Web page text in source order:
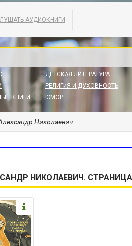
АУДИОКНИГИ
КНИГИ
ДЕТСКАЯ ЛИТЕРАТУРА
РЕЛИГИЯ И ДУХОВНОСТЬ
ЮМОР
Николаевич
НИКОЛАЕВИЧ. СТРАНИЦА